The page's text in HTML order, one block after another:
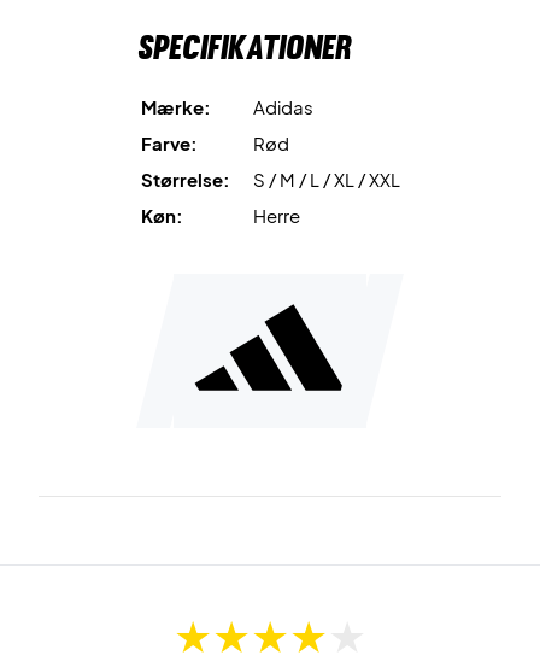
Specifikationer
Mærke:
Adidas
Farve:
Rød
Størrelse:
S / M / L / XL / XXL
Køn:
Herre